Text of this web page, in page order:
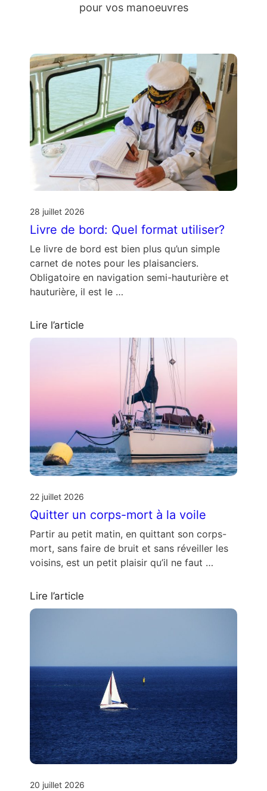
pour vos manoeuvres
28 juillet 2026
Livre de bord: Quel format utiliser?
Le livre de bord est bien plus qu’un simple
carnet de notes pour les plaisanciers.
Obligatoire en navigation semi-hauturière et
hauturière, il est le …
Lire l’article
22 juillet 2026
Quitter un corps-mort à la voile
Partir au petit matin, en quittant son corps-
mort, sans faire de bruit et sans réveiller les
voisins, est un petit plaisir qu’il ne faut …
Lire l’article
20 juillet 2026